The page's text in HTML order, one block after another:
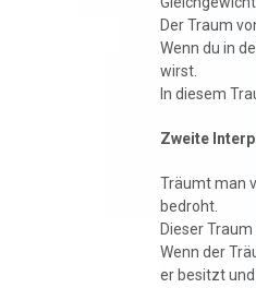
Der Traum
Wenn du in
wirst.
In diesem
Zweite
Träumt man
bedroht.
Dieser
Wenn der
er besitzt und